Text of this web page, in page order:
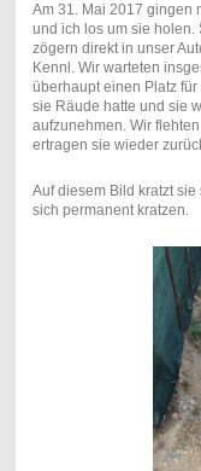
Am 31. Mai 2017 gingen
und ich los um sie holen.
zögern direkt in unser
Kennl. Wir warteten
überhaupt einen Platz
sie Räude hatte und sie
aufzunehmen. Wir
ertragen sie wieder
Auf diesem Bild kratzt
sich permanent kratzen.